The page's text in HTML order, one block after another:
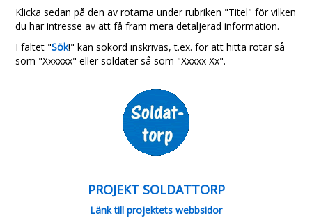
Klicka sedan på den av rotarna under rubriken "Titel" för vilken
du har intresse av att få fram mera detaljerad information.
I fältet "Sök!" kan sökord inskrivas, t.ex. för att hitta rotar så
som "Xxxxxx" eller soldater så som "Xxxxx Xx".
PROJEKT SOLDATTORP
Länk till projektets webbsidor